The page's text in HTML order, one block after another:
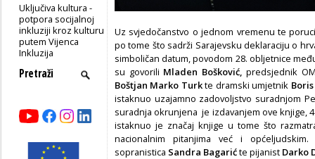
Uključiva kultura -
potpora socijalnoj
inkluziji kroz kulturu
putem Vijenca
Inkluzija
Uz svjedočanstvo o jednom vremenu te
po tome što sadrži Sarajevsku deklaraciju o
simboličan datum, povodom 28. obljetnice
su govorili Mladen Bošković, predsjednik
Boštjan Marko Turkte dramski umjetnik
istaknuo uzajamno zadovoljstvo suradnjom
suradnja okrunjena je izdavanjem ove knjige,
istaknuo je značaj knjige u tome što
nacionalnim pitanjima već i
sopranistica Sandra Bagarićte pijanist Darko